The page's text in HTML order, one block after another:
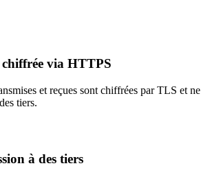
via HTTPS
et reçues sont chiffrées par TLS et ne
tiers.
à des tiers